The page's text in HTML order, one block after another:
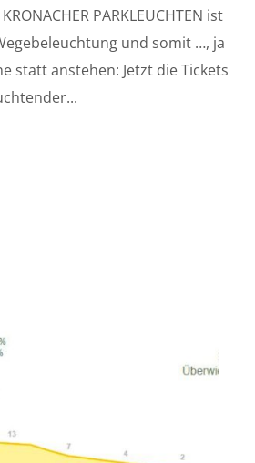
PARKLEUCHTEN ist
und somit …, ja
statt anstehen: Jetzt die Tickets